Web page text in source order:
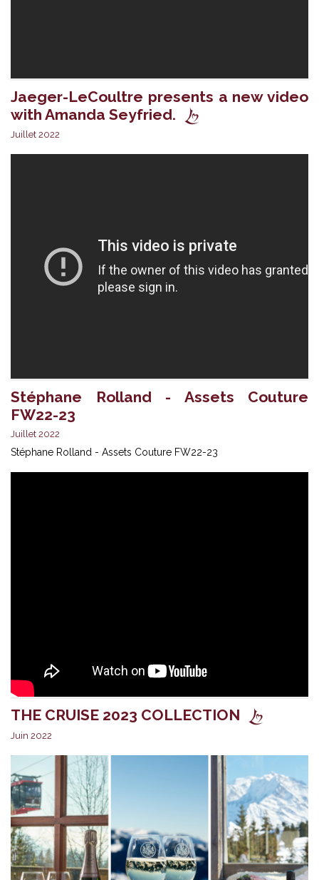
Jaeger-LeCoultre presents a new video
with Amanda Seyfried.
Juillet 2022
Stéphane Rolland - Assets Couture
FW22-23
Juillet 2022
Stéphane Rolland - Assets Couture FW22-23
THE CRUISE 2023 COLLECTION
Juin 2022